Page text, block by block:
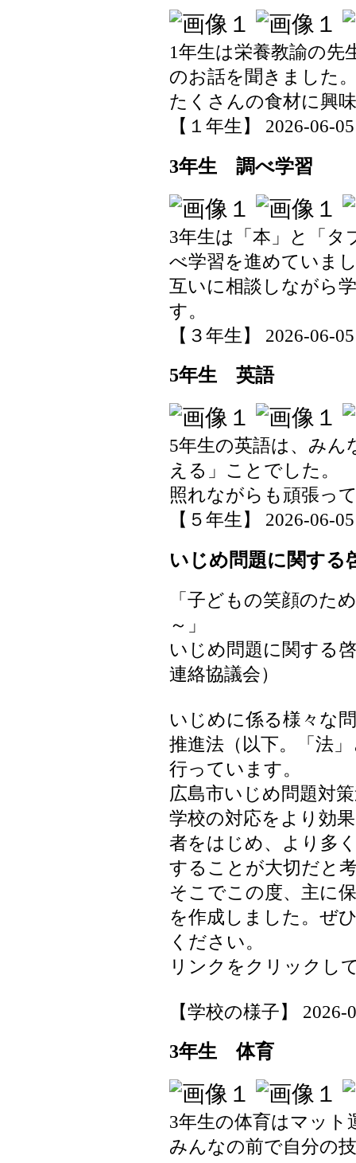
1年生は栄養教諭の先
のお話を聞きました
たくさんの食材に興
【１年生】 2026-06-
3年生 調べ学習
3年生は「本」と「タ
べ学習を進めていま
互いに相談しながら
す。
【３年生】 2026-06-
5年生 英語
5年生の英語は、みん
える」ことでした。
照れながらも頑張っ
【５年生】 2026-06-
いじめ問題に関する
「子どもの笑顔のた
～」
いじめ問題に関する
連絡協議会）
いじめに係る様々な
推進法（以下。「法
行っています。
広島市いじめ問題対
学校の対応をより効
者をはじめ、より多
することが大切だと
そこでこの度、主に
を作成しました。ぜ
ください。
リンクをクリックし
【学校の様子】 2026-
3年生 体育
3年生の体育はマット
みんなの前で自分の